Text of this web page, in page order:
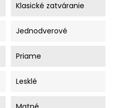
Klasické zatváranie
Jednodverové
Priame
Lesklé